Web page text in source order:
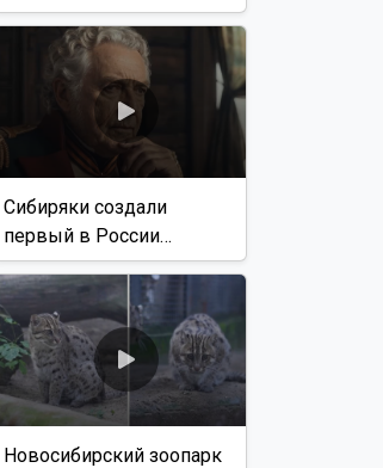
Сибиряки создали
первый в России
документальный фильм
с использованием ИИ
Новосибирский зоопарк